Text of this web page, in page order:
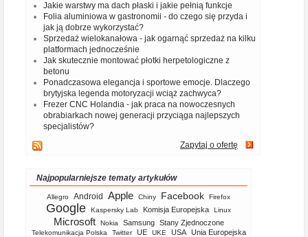
Jakie warstwy ma dach płaski i jakie pełnią funkcje
Folia aluminiowa w gastronomii - do czego się przyda i
jak ją dobrze wykorzystać?
Sprzedaż wielokanałowa - jak ogarnąć sprzedaż na kilku
platformach jednocześnie
Jak skutecznie montować płotki herpetologiczne z
betonu
Ponadczasowa elegancja i sportowe emocje. Dlaczego
brytyjska legenda motoryzacji wciąż zachwyca?
Frezer CNC Holandia - jak praca na nowoczesnych
obrabiarkach nowej generacji przyciąga najlepszych
specjalistów?
Zapytaj o ofertę
Najpopularniejsze tematy artykułów
Allegro Android Apple Chiny Facebook Firefox
Google Kaspersky Lab Komisja Europejska Linux
Microsoft Nokia Samsung Stany Zjednoczone
Telekomunikacja Polska Twitter UE UKE USA Unia Europejska